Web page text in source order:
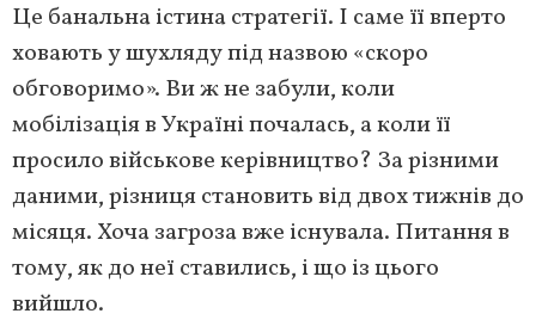
Це банальна істина стратегії. І саме її вперто
ховають у шухляду під назвою «скоро
обговоримо». Ви ж не забули, коли
мобілізація в Україні почалась, а коли її
просило військове керівництво? За різними
даними, різниця становить від двох тижнів до
місяця. Хоча загроза вже існувала. Питання в
тому, як до неї ставились, і що із цього
вийшло.